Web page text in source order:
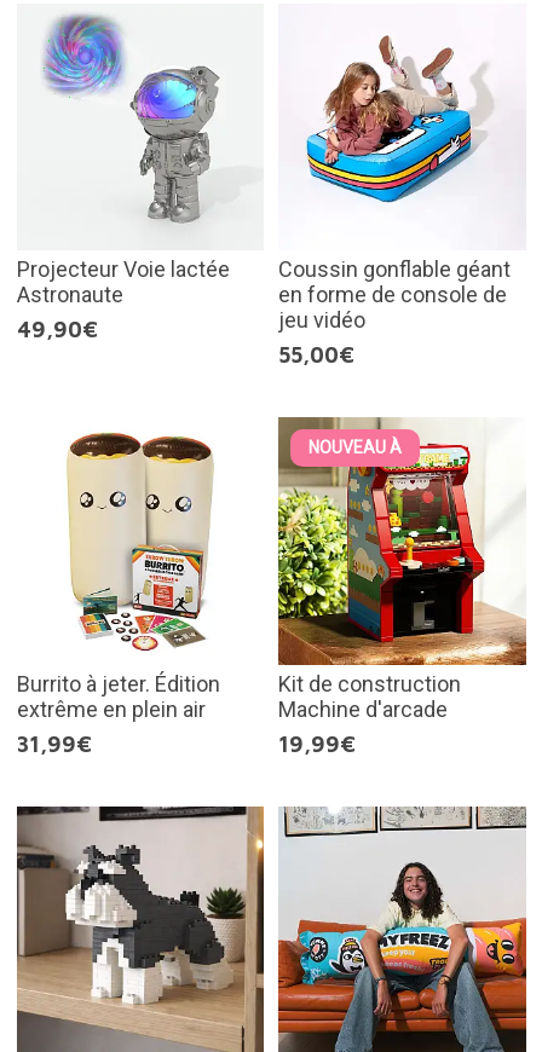
Projecteur Voie lactée
Astronaute
49,90€
Coussin gonflable géant
en forme de console de
jeu vidéo
55,00€
Burrito à jeter. Édition
extrême en plein air
31,99€
NOUVEAU À
Kit de construction
Machine d'arcade
19,99€